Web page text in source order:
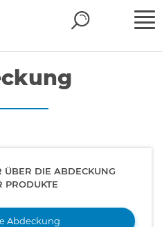
ÜBER DIE ABDECKUNG
PRODUKTE
Abdeckung